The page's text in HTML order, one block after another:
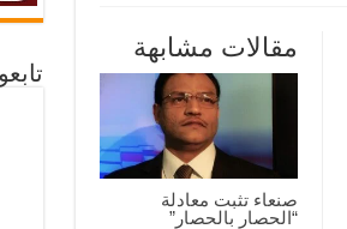
مقالات مشابهة
صنعاء تثبت معادلة
“الحصار بالحصار”